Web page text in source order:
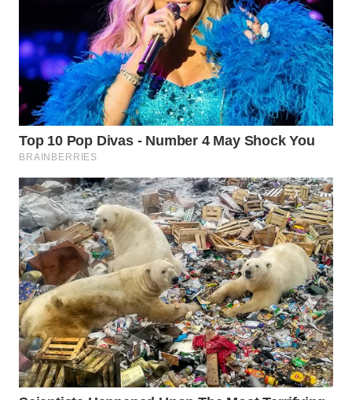
Wahana
Media
Group
WAHANA
NEWS
WAHANA
TANI
WAHANA
ADVOKAT
WAHANA
INFRASTRUKTUR
WAHANA
KONSUMEN